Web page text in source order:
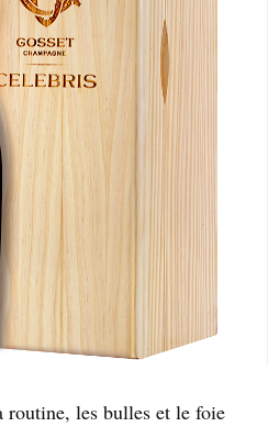
routine, les bulles et le foie